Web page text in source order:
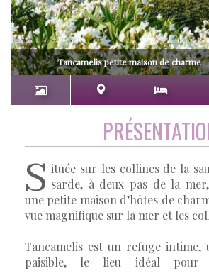
Tancamelis petite maison de charme
S ituée sur les collines de la
sarde, à deux pas de la
une petite maison d’hôtes de
vue magnifique sur la mer et les
Tancamelis est un refuge intime,
paisible, le lieu idéal pour